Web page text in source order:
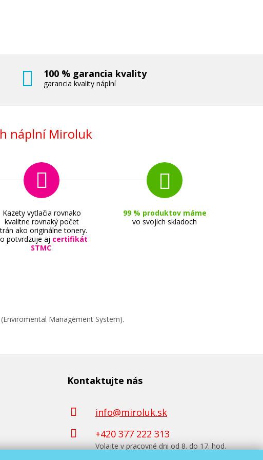
100 % garancia kvality
garancia kvality náplní
náplní Miroluk
Kazety vytlačia rovnako
kvalitne rovnaký počet
ako originálne tonery.
potvrdzuje aj certifikát
STMC.
99 % produktov máme
vo svojich skladoch
Management System).
Kontaktujte nás
info@miroluk.sk
+420 377 222 313
Volajte v pracovné dni od 8. do 17. hod.